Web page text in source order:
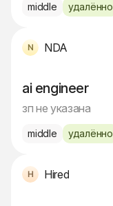
middle удалённо
NDA
ai engineer
зп не указана
middle удалённо
Hired